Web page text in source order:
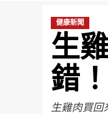
健康新聞
生
錯
生雞肉買回